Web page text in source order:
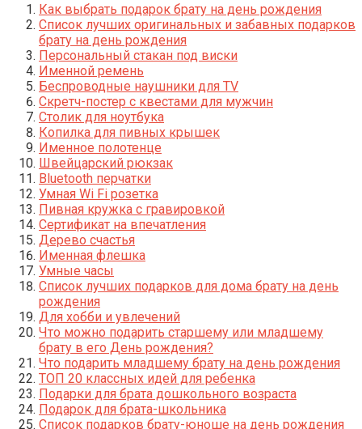
Как выбрать подарок брату на день рождения
Список лучших оригинальных и забавных подарков
брату на день рождения
Персональный стакан под виски
Именной ремень
Беспроводные наушники для TV
Скретч-постер с квестами для мужчин
Столик для ноутбука
Копилка для пивных крышек
Именное полотенце
Швейцарский рюкзак
Bluetooth перчатки
Умная Wi Fi розетка
Пивная кружка с гравировкой
Сертификат на впечатления
Дерево счастья
Именная флешка
Умные часы
Список лучших подарков для дома брату на день
рождения
Для хобби и увлечений
Что можно подарить старшему или младшему
брату в его День рождения?
Что подарить младшему брату на день рождения
ТОП 20 классных идей для ребенка
Подарки для брата дошкольного возраста
Подарок для брата-школьника
Список подарков брату-юноше на день рождения